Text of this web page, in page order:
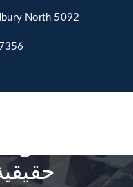
North 5092
أفضل